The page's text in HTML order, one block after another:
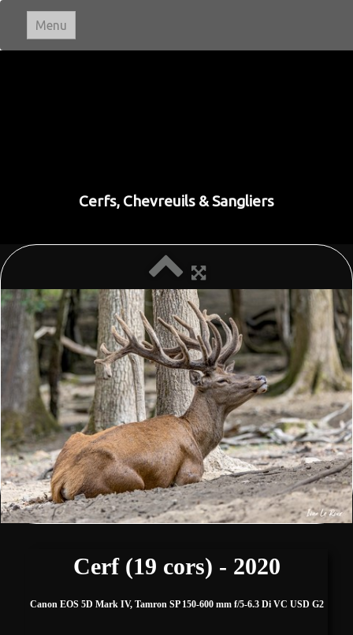
Menu
Macro & Proxi
Fleurs
Sports ▼
Autres ▼
Expositions, Concours et Presse
Zone de biodiversité/Affût photos
Cerfs, Chevreuils & Sangliers
Cerf (19 cors) - 2020
Canon EOS 5D Mark IV, Tamron SP 150-600 mm f/5-6.3 Di VC USD G2